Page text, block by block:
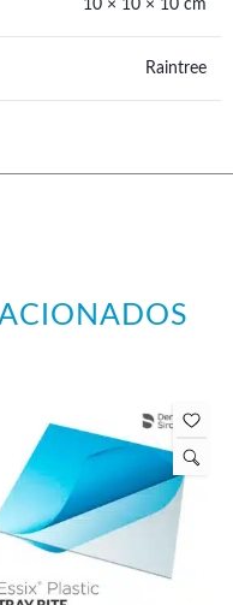
10 × 10 × 10 cm
Raintree